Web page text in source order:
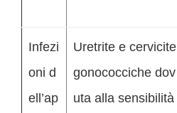
Infezi
oni d
ell’ap
Uretrite e cervicite
gonococciche dov
uta alla sensibilità